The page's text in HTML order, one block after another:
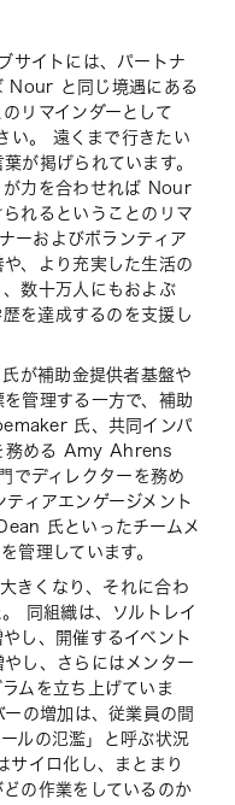
イトには、パートナ
Nour と同じ境遇にある
リマインダーとして
い。 遠くまで行きたい
葉が掲げられています。
が力を合わせれば Nour
れるということのリマ
ーおよびボランティア
、より充実した生活の
数十万人にもおよぶ
を達成するのを支援し
が補助金提供者基盤や
管理する一方で、補助
氏、共同インパ
務める Amy Ahrens
でディレクターを務め
ィアエンゲージメント
氏といったチームメ
管理しています。
きくなり、それに合わ
同組織は、ソルトレイ
し、開催するイベント
し、さらにはメンター
ムを立ち上げていま
の増加は、従業員の間
ルの氾濫」と呼ぶ状況
サイロ化し、まとまり
の作業をしているのか